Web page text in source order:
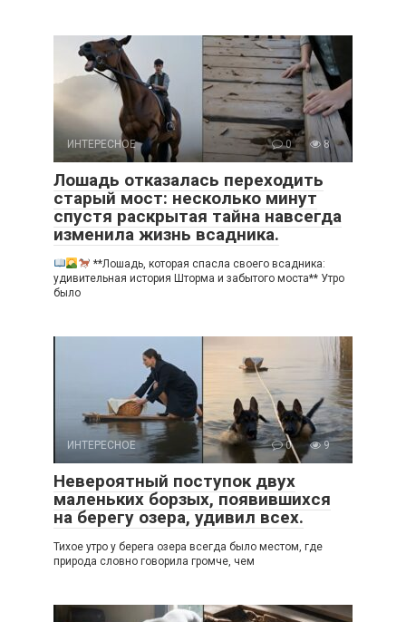
ИНТЕРЕСНОЕ 0 8
Лошадь отказалась переходить
старый мост: несколько минут
спустя раскрытая тайна навсегда
изменила жизнь всадника.
**Лошадь, которая спасла своего всадника:
удивительная история Шторма и забытого моста** Утро
было
ИНТЕРЕСНОЕ 0 9
Невероятный поступок двух
маленьких борзых, появившихся
на берегу озера, удивил всех.
Тихое утро у берега озера всегда было местом, где
природа словно говорила громче, чем